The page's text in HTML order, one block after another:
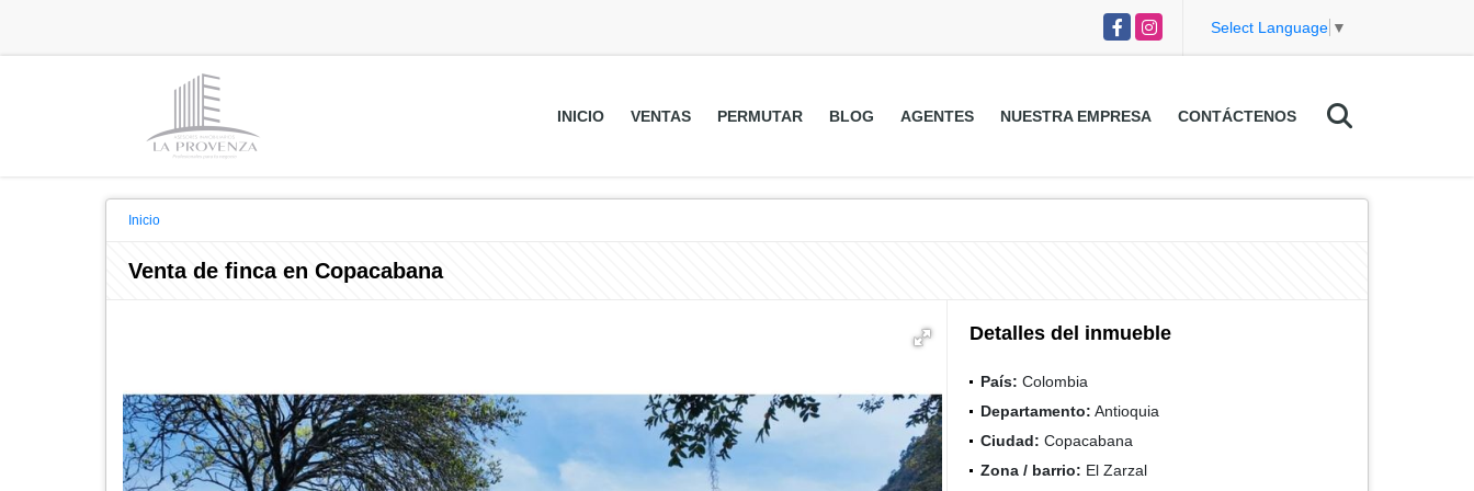
FacebookInstagram Select Language ▼
INICIO VENTAS PERMUTAR BLOG AGENTES NUESTRA EMPRESA CONTÁCTENOS
Inicio
Venta de finca en Copacabana
Detalles del inmueble
País: Colombia
Departamento: Antioquia
Ciudad: Copacabana
Zona / barrio: El Zarzal